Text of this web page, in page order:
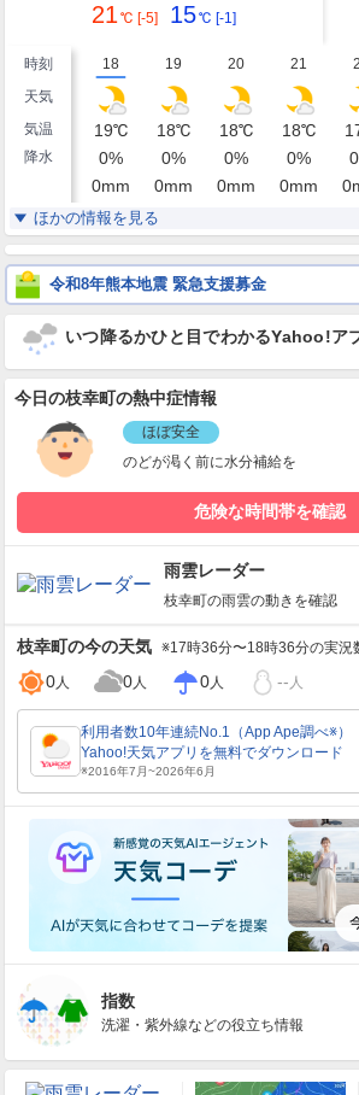
21 ℃ [-5] 15℃ [-1]
時刻 18 19 20 21
天気
気温
19℃ 18℃ 18℃ 18℃
降水 0% 0% 0% 0% 0
0mm 0mm 0mm 0mm 0
湿度 76 %
風
東
3m/s
東
4m/s
東
4m/s
東
4m/s 4
ほかの情報を見る
令和8年熊本地震 緊急支援募金
いつ降るかひと目でわかるYahoo!ア
今日の枝幸町の熱中症情報
ほぼ安全
のどが渇く前に水分補給を
危険な時間帯を確認
雨雲レーダー
枝幸町の雨雲の動きを確認
枝幸町の今の天気 ※17時36分〜18時36分の実況
0人 0人 0人 -- 人
指数
洗濯・紫外線などの役立ち情報